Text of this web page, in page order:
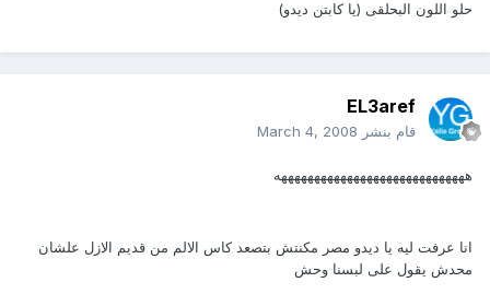
حلو اللون البحلقى (يا كابتن ديدو)
EL3aref
قام بنشر March 4, 2008
هههههههههههههههههههههههههههههه
انا عرفت ليه يا ديدو مصر مكنتش بتصعد كاس الالم من قديم الازل علشان
محدش يقول على لبسنا وحش